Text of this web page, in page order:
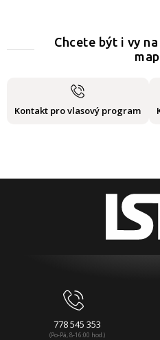
Chcete být i vy
Kontakt pro vlasový program
778 545 353
(Po-Pá, 8-16:00 hod.)